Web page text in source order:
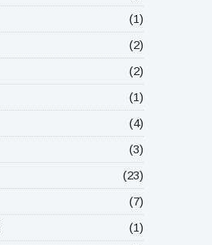
(1)
(2)
(2)
(1)
(4)
(3)
(23)
(7)
(1)